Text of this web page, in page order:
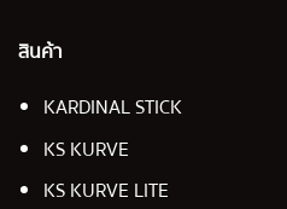
สินค้า
KARDINAL STICK
KS KURVE
KS KURVE LITE